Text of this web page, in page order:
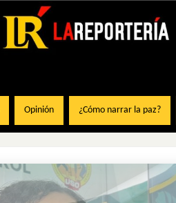
Opinión ¿Cómo narrar la paz?